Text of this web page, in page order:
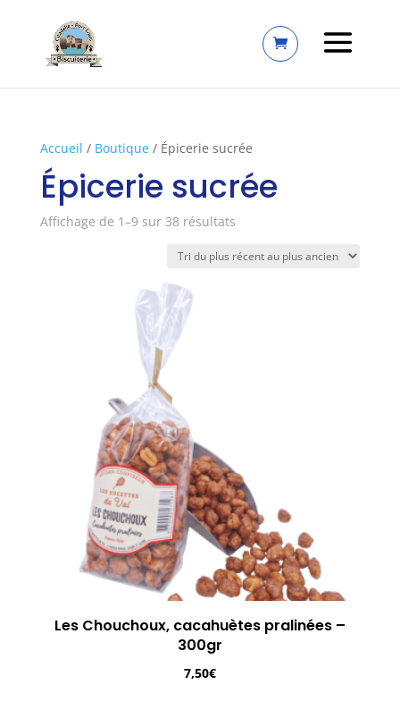
Accueil / Boutique/ Épicerie sucrée
Épicerie sucrée
Affichage de 1–9 sur 38 résultatsTrié
plus
Les Chouchoux, cacahuètes pralinées –
300gr
7,50€